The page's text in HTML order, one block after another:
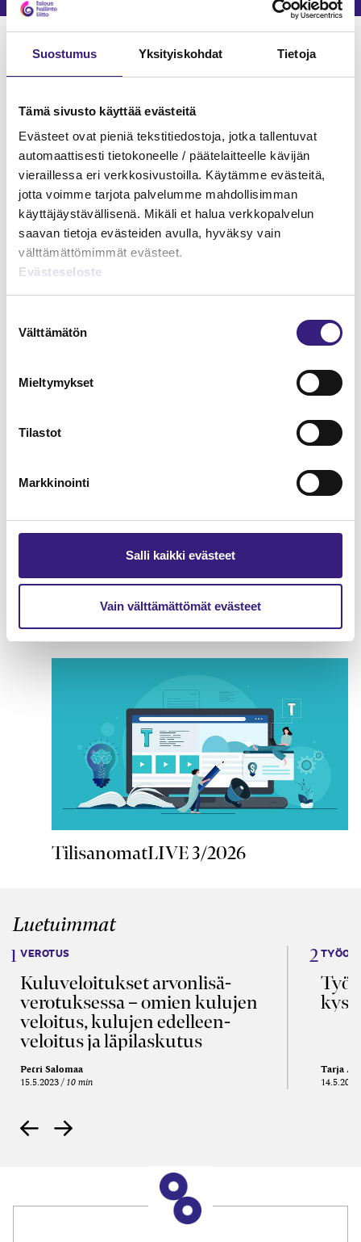
Suostumus Yksityiskohdat Tietoja
Tämä sivusto käyttää evästeitä
Evästeet ovat pieniä tekstitiedostoja, jotka tallentuvat
automaattisesti tietokoneelle / päätelaitteelle kävijän
vieraillessa eri verkkosivustoilla. Käytämme evästeitä,
jotta voimme tarjota palvelumme mahdollisimman
käyttäjäystävällisenä. Mikäli et halua verkkopalvelun
saavan tietoja evästeiden avulla, hyväksy vain
välttämättömimmät evästeet.
Evästeseloste
valinta
Välttämätön
Mieltymykset
Tilastot
Markkinointi
Salli kaikki evästeet
Vain välttämättömät evästeet
Verkkokoulutukset
JÄRJESTELMÄT JA OHJELMISTOT
Talous- ja palkkahallinnon
menetelmäsäädökset
Varautuminen ja jatkuvuuden
hallinta tilitoimistossa
TilisanomatLIVE 3/2026
Luetuimmat
VEROTUS
Kulu­veloitukset arvon­lisä­
verotuksessa – omien kulujen
veloitus, kulujen edelleen­
veloitus ja läpi­laskutus
Petri Salomaa
15.5.2023 10 min
Tarja
14.5.2021